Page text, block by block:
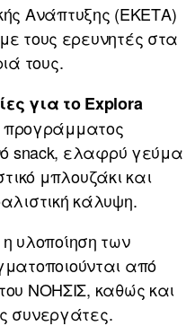
Ανάπτυξης (ΕΚΕΤΑ)
τους ερευνητές στα
τους.
για το Explora
προγράμματος
snack, ελαφρύ γεύμα
μπλουζάκι και
κάλυψη.
υλοποίηση των
από
ΝΟΗΣΙΣ, καθώς και
συνεργάτες.